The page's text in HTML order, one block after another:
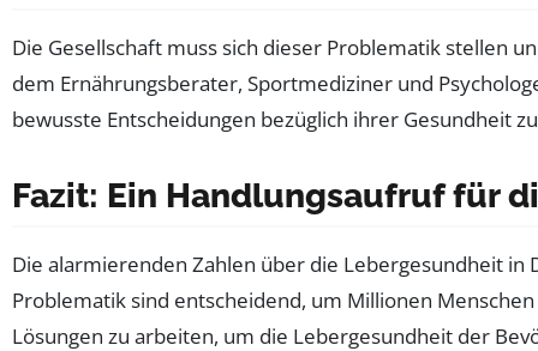
Die Gesellschaft muss sich dieser Problematik stellen
dem Ernährungsberater, Sportmediziner und
bewusste Entscheidungen bezüglich ihrer Gesundheit
Fazit: Ein Handlungsaufruf für
Die alarmierenden Zahlen über die Lebergesundheit
Problematik sind entscheidend, um Millionen
Lösungen zu arbeiten, um die Lebergesundheit der